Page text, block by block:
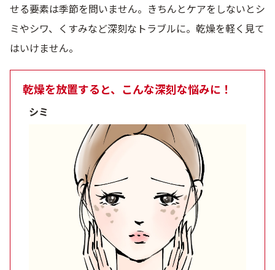
メイク・ボディ・ヘアケア
キャンペーン情報
通販限定商品
クーポン＆ポイント
せる要素は季節を問いません。きちんとケアをしないとシ
ミやシワ、くすみなど深刻なトラブルに。乾燥を軽く見て
はいけません。
乾燥を放置すると、こんな深刻な悩みに！
シミ